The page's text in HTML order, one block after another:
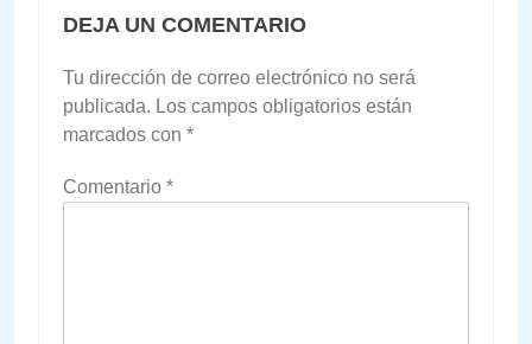
DEJA UN COMENTARIO
Tu dirección de correo electrónico no será
publicada. Los campos obligatorios están
marcados con *
Comentario *